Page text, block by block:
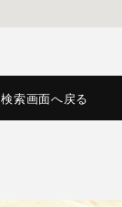
検索画面へ戻る